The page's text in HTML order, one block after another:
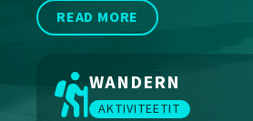
READ MORE
WANDERN
AKTIVITEETIT